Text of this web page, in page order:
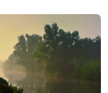
dat geld na de
Continued